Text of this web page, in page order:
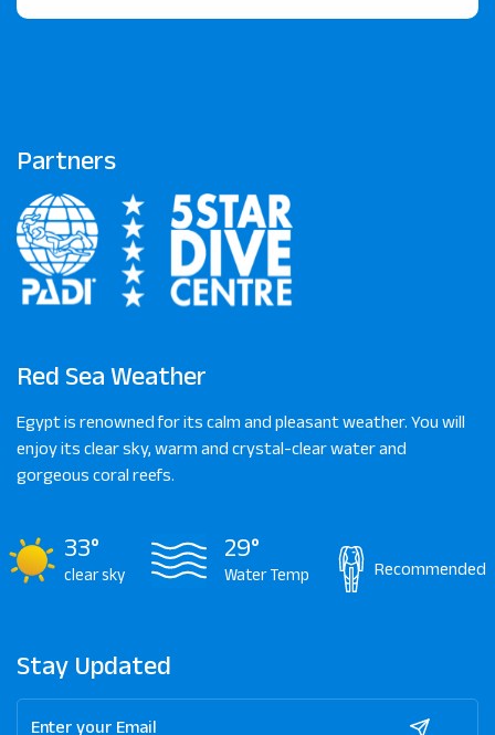
Partners
Red Sea Weather
Egypt is renowned for its calm and pleasant weather. You will
enjoy its clear sky, warm and crystal-clear water and
gorgeous coral reefs.
33°
clear sky
29°
Water Temp Recommended
Stay Updated